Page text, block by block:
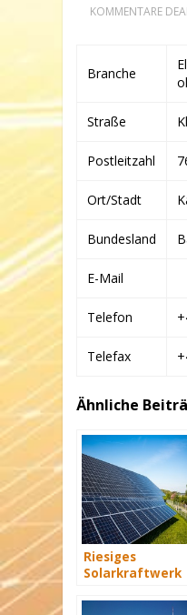
KOMMENTARE
Branche
Straße
Postleitzahl
Ort/Stadt
Bundesland
E-Mail
Telefon
Telefax
Ähnliche
Riesiges
Solarkraftwerk
geht ans Netz